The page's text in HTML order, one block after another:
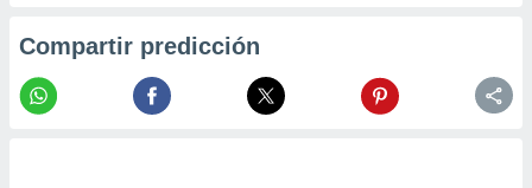
Compartir predicción